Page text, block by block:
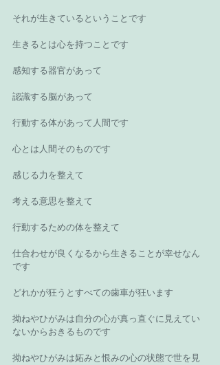
それが生きているということです
生きるとは心を持つことです
感知する器官があって
認識する脳があって
行動する体があって人間です
心とは人間そのものです
感じる力を整えて
考える意思を整えて
行動するための体を整えて
仕合わせが良くなるから生きることが幸せなん
です
どれかが狂うとすべての歯車が狂います
拗ねやひがみは自分の心が真っ直ぐに見えてい
ないからおきるものです
拗ねやひがみは妬みと恨みの心の状態で世を見